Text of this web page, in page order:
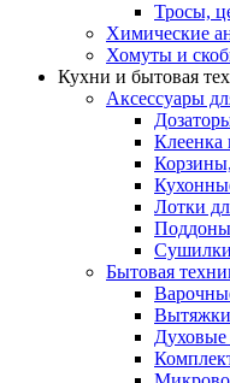
Тросы,
Химические
Хомуты и
Кухни и бытовая
Аксессуары
Клеенка
Лотки
Бытовая